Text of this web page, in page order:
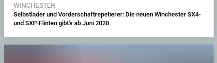
WINCHESTER
Selbstlader und Vorderschaftrepetierer: Die neuen Winchester SX4-
und SXP-Flinten gibt's ab Juni 2020